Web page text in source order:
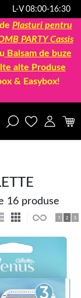
L-V 08:00-16:30
Plasturi pentru
PARTY Cassis
Balsam de buze
alte Produse
& Easybox!
16 produse